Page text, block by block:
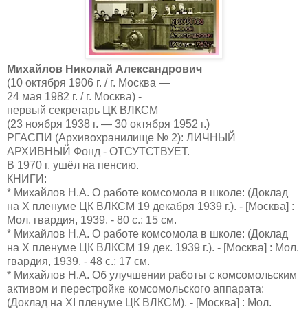
Михайлов Николай Александрович
(10 октября 1906 г. / г. Москва —
24 мая 1982 г. / г. Москва) -
первый секретарь ЦК ВЛКСМ
(23 ноября 1938 г. — 30 октября 1952 г.)
РГАСПИ (Архивохранилище № 2): ЛИЧНЫЙ
АРХИВНЫЙ Фонд - ОТСУТСТВУЕТ.
В 1970 г. ушёл на пенсию.
КНИГИ:
* Михайлов Н.А. О работе комсомола в школе: (Доклад
на X пленуме ЦК ВЛКСМ 19 декабря 1939 г.). - [Москва] :
Мол. гвардия, 1939. - 80 с.; 15 см.
* Михайлов Н.А. О работе комсомола в школе: (Доклад
на X пленуме ЦК ВЛКСМ 19 дек. 1939 г.). - [Москва] : Мол.
гвардия, 1939. - 48 с.; 17 см.
* Михайлов Н.А. Об улучшении работы с комсомольским
активом и перестройке комсомольского аппарата:
(Доклад на XI пленуме ЦК ВЛКСМ). - [Москва] : Мол.